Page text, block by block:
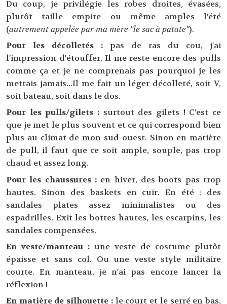
Du coup, je privilégie les robes droites, évasées,
plutôt taille empire ou même amples l'été
(autrement appelée par ma mère "le sac à patate").
Pour les décolletés : pas de ras du cou, j'ai
l'impression d'étouffer. Il me reste encore des pulls
comme ça et je ne comprenais pas pourquoi je les
mettais jamais...Il me fait un léger décolleté, soit V,
soit bateau, soit dans le dos.
Pour les pulls/gilets : surtout des gilets ! C'est ce
que je met le plus souvent et ce qui correspond bien
plus au climat de mon sud-ouest. Sinon en matière
de pull, il faut que ce soit ample, souple, pas trop
chaud et assez long.
Pour les chaussures : en hiver, des boots pas trop
hautes. Sinon des baskets en cuir. En été : des
sandales plates assez minimalistes ou des
espadrilles. Exit les bottes hautes, les escarpins, les
sandales compensées.
En veste/manteau : une veste de costume plutôt
épaisse et sans col. Ou une veste style militaire
courte. En manteau, je n'ai pas encore lancer la
réflexion !
En matière de silhouette :le court et le serré en bas,